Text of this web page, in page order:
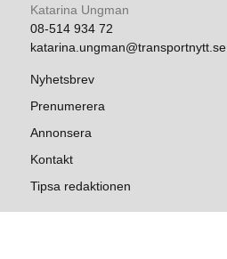
Katarina Ungman
08-514 934 72
katarina.ungman@transportnytt.se
Nyhetsbrev
Prenumerera
Annonsera
Kontakt
Tipsa redaktionen